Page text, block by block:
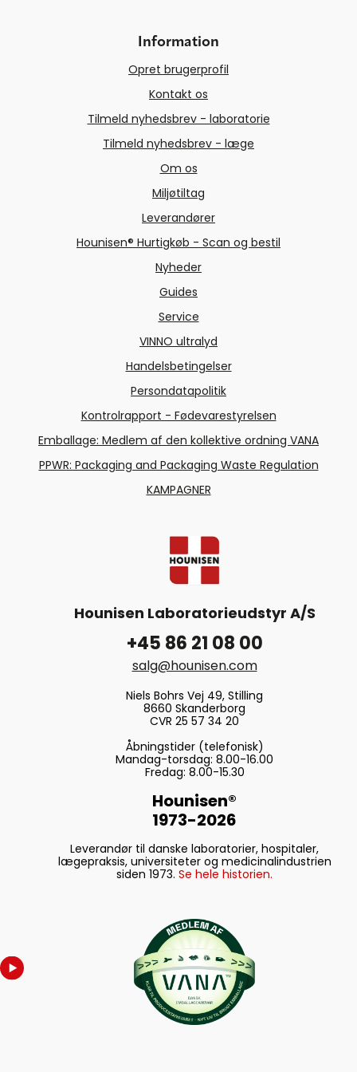
02.05.250444-2.04 SE-1515
2.04)
Scroll ned til bunden af listen over
emner i mappen:
Dobbeltklik påSetup(program)
Setup.exe➜ Installationen
påbegyndes.
OBS- Du kan blive bedt om at give
tilladdelse til, at der foretages
Trin 6:
installationsvejledningen
Meddelelse: "Velkommen til
InstallShield Wizard for SE-1515" ➜
Meddelelse: "Vælg
destinationsmappe" ➜ Vælg
Gennemse..., eller behold
computerens forslag ➜ Klik
[ProductName] databasen i" ➜
VælgGennemse...eller behold
computerens forslag ➜ Klik
Næste >
Information
Opret brugerprofil
Kontakt os
Tilmeld nyhedsbrev - laboratorie
Tilmeld nyhedsbrev - læge
Om os
Miljøtiltag
Leverandører
Hounisen® Hurtigkøb - Scan og bestil
Nyheder
Guides
Service
VINNO ultralyd
Handelsbetingelser
Persondatapolitik
Kontrolrapport - Fødevarestyrelsen
Emballage: Medlem af den kollektive ordning VANA
PPWR: Packaging and Packaging Waste Regulation
KAMPAGNER
Hounisen Laboratorieudstyr A/S
+45 86 21 08 00
salg@hounisen.com
Niels Bohrs Vej 49, Stilling
8660 Skanderborg
CVR 25 57 34 20
Åbningstider (telefonisk)
Mandag-torsdag: 8.00-16.00
Fredag: 8.00-15.30
Hounisen®
1973-2026
Leverandør til danske laboratorier, hospitaler,
lægepraksis, universiteter og medicinalindustrien
siden 1973. Se hele historien.